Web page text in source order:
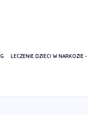
LECZENIE DZIECI W NARKOZIE